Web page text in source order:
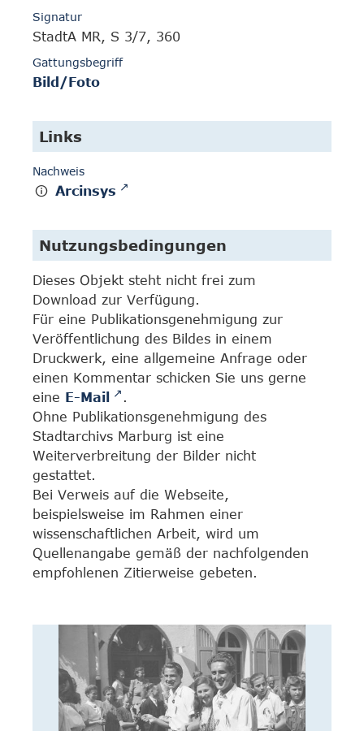
Signatur
StadtA MR, S 3/7, 360
Gattungsbegriff
Bild/Foto
Links
Nachweis
Arcinsys
Nutzungsbedingungen
Dieses Objekt steht nicht frei zum
Download zur Verfügung.
Für eine Publikationsgenehmigung zur
Veröffentlichung des Bildes in einem
Druckwerk, eine allgemeine Anfrage oder
einen Kommentar schicken Sie uns gerne
eine E-Mail
.
Ohne Publikationsgenehmigung des
Stadtarchivs Marburg ist eine
Weiterverbreitung der Bilder nicht
gestattet.
Bei Verweis auf die Webseite,
beispielsweise im Rahmen einer
wissenschaftlichen Arbeit, wird um
Quellenangabe gemäß der nachfolgenden
empfohlenen Zitierweise gebeten.